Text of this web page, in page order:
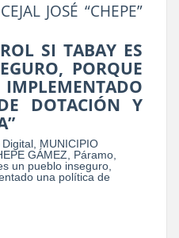
JOSÉ “CHEPE”
SI TABAY ES
PORQUE
DOTACIÓN Y